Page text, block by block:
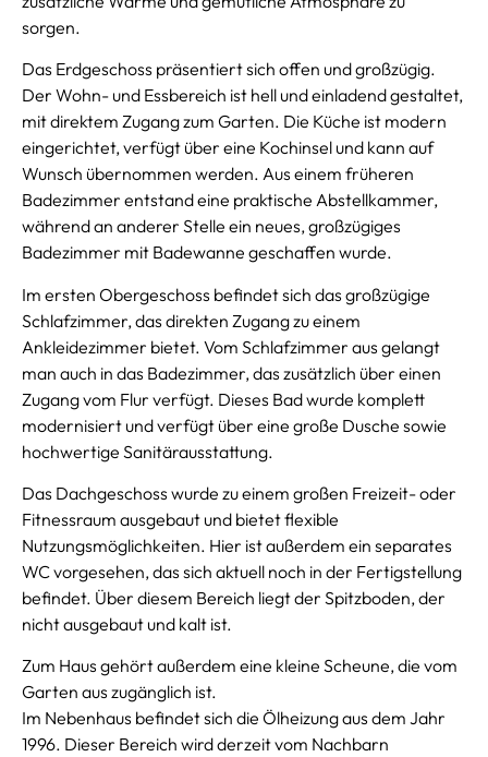
sorgen.
Das Erdgeschoss präsentiert sich offen und großzügig.
Der Wohn- und Essbereich ist hell und einladend gestaltet,
mit direktem Zugang zum Garten. Die Küche ist modern
eingerichtet, verfügt über eine Kochinsel und kann auf
Wunsch übernommen werden. Aus einem früheren
Badezimmer entstand eine praktische Abstellkammer,
während an anderer Stelle ein neues, großzügiges
Badezimmer mit Badewanne geschaffen wurde.
Im ersten Obergeschoss befindet sich das großzügige
Schlafzimmer, das direkten Zugang zu einem
Ankleidezimmer bietet. Vom Schlafzimmer aus gelangt
man auch in das Badezimmer, das zusätzlich über einen
Zugang vom Flur verfügt. Dieses Bad wurde komplett
modernisiert und verfügt über eine große Dusche sowie
hochwertige Sanitärausstattung.
Das Dachgeschoss wurde zu einem großen Freizeit- oder
Fitnessraum ausgebaut und bietet flexible
Nutzungsmöglichkeiten. Hier ist außerdem ein separates
WC vorgesehen, das sich aktuell noch in der Fertigstellung
befindet. Über diesem Bereich liegt der Spitzboden, der
nicht ausgebaut und kalt ist.
Zum Haus gehört außerdem eine kleine Scheune, die vom
Garten aus zugänglich ist.
Im Nebenhaus befindet sich die Ölheizung aus dem Jahr
1996. Dieser Bereich wird derzeit vom Nachbarn